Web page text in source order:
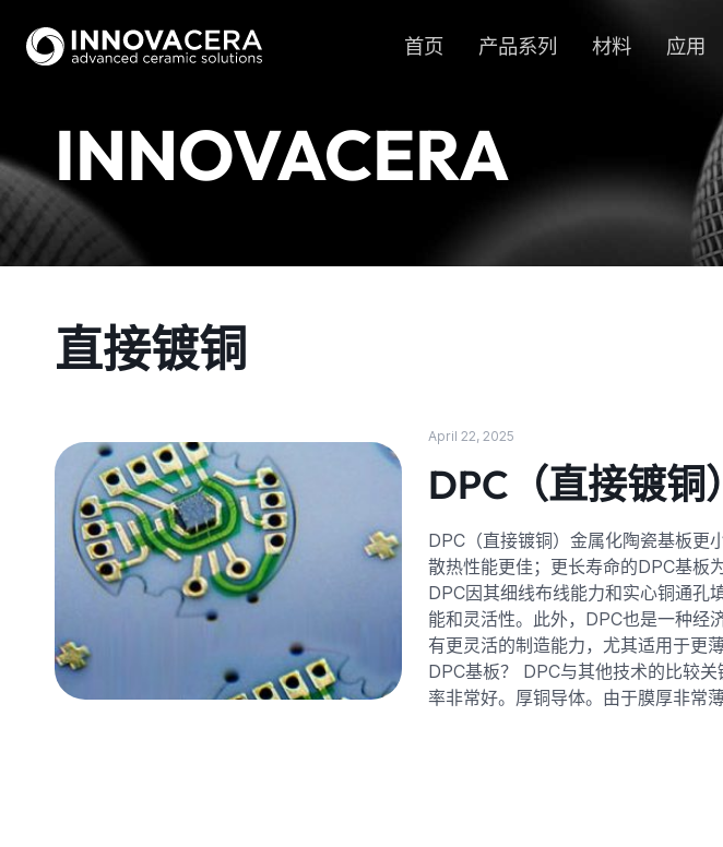
首页 产品系列 材料 应用
INNOVACERA
直接镀铜
April 22, 2025
DPC（直接镀铜
DPC（直接镀铜）金属化陶瓷基板更
散热性能更佳；更长寿命的DPC基板
DPC因其细线布线能力和实心铜通孔
能和灵活性。此外，DPC也是一种经
有更灵活的制造能力，尤其适用于更
DPC基板？ DPC与其他技术的比较
率非常好。厚铜导体。由于膜厚非常